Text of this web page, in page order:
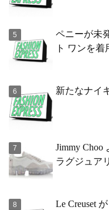
ペニーが未
ト ワンを着
新たなナイ
Jimmy
ラグジュア
Le Creuset